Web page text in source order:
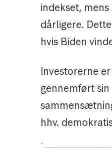
indekset,
dårligere.
hvis Biden
Investorerne
gennemført
hhv.